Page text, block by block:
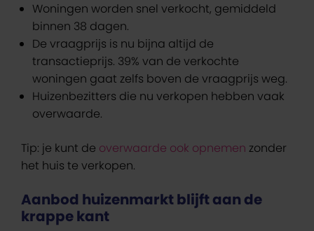
Woningen worden snel verkocht, gemiddeld
binnen 38 dagen.
De vraagprijs is nu bijna altijd de
transactieprijs. 39% van de verkochte
woningen gaat zelfs boven de vraagprijs weg.
Huizenbezitters die nu verkopen hebben vaak
overwaarde.
Tip: je kunt de overwaarde ook opnemen zonder
het huis te verkopen.
Aanbod huizenmarkt blijft aan de
krappe kant